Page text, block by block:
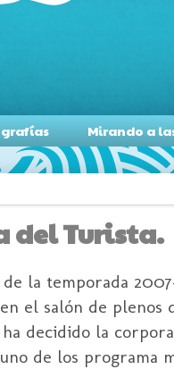
Mirando a
del Turista.
la temporada
el salón de plenos
decidido la
de los programa